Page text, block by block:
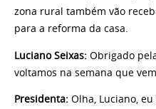
zona rural também vão
para a reforma da casa.
Luciano Seixas: Obrigado
voltamos na semana que vem.
Presidenta: Olha, Luciano,